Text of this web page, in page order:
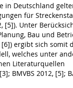
in Deutschland
für
[5]). Unter
Bau und
[6]) ergibt sich somit
welches unter
Literaturquellen
BMVBS 2012, [5];